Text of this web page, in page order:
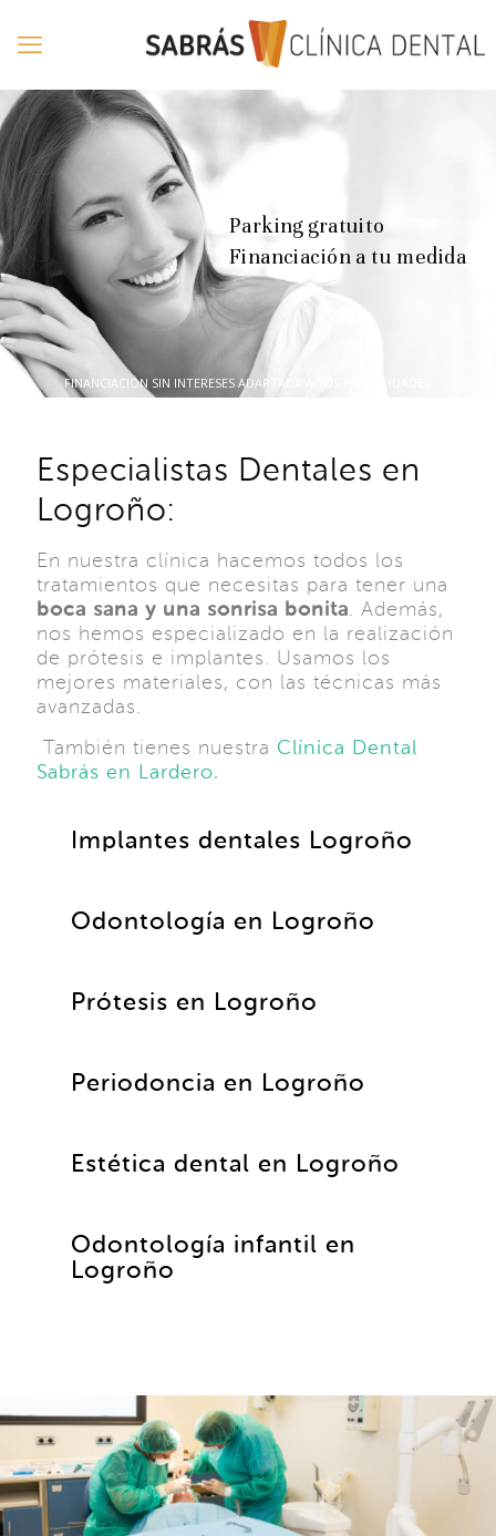
FINANCIACIÓN SIN INTERESES ADAPTADA A TUS POSIBILIDADES
Parking gratuito
Financiación a tu medida
Especialistas Dentales en
Logroño:
En nuestra clínica hacemos todos los
tratamientos que necesitas para tener una
boca sana y una sonrisa bonita. Además,
nos hemos especializado en la realización
de prótesis e implantes. Usamos los
mejores materiales, con las técnicas más
avanzadas.
También tienes nuestra Clínica Dental
Sabrás en Lardero.
Implantes dentales Logroño
Odontología en Logroño
Prótesis en Logroño
Periodoncia en Logroño
Estética dental en Logroño
Odontología infantil en
Logroño